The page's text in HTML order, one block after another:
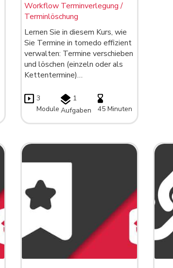
Workflow Terminverlegung /
Terminlöschung
Lernen Sie in diesem Kurs, wie
Sie Termine in tomedo effizient
verwalten: Termine verschieben
und löschen (einzeln oder als
Kettentermine)…
3
Module
1
Aufgaben
45 Minuten